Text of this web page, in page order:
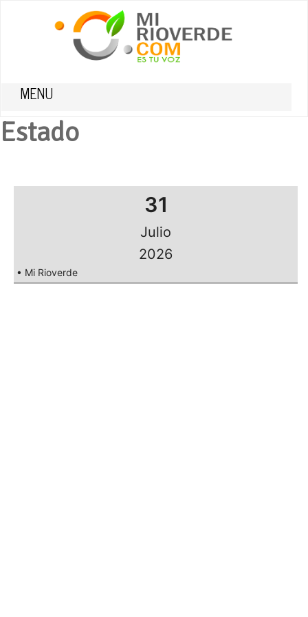
MENU
Estado
31
Julio
2026
• Mi Rioverde